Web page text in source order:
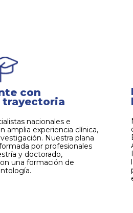
con
trayectoria
nacionales e
amplia experiencia clínica,
Nuestra plana
por profesionales
y doctorado,
una formación de